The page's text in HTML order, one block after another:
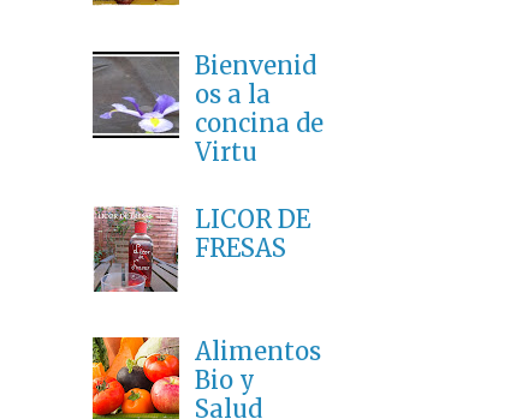
Bienvenid
os a la
concina de
Virtu
LICOR DE
FRESAS
Alimentos
Bio y
Salud